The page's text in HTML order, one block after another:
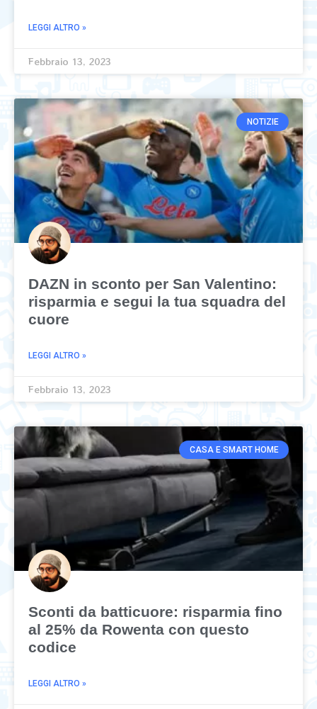
LEGGI ALTRO »
Febbraio 13, 2023
NOTIZIE
DAZN in sconto per San Valentino:
risparmia e segui la tua squadra del
cuore
LEGGI ALTRO »
Febbraio 13, 2023
CASA E SMART HOME
Sconti da batticuore: risparmia fino
al 25% da Rowenta con questo
codice
LEGGI ALTRO »